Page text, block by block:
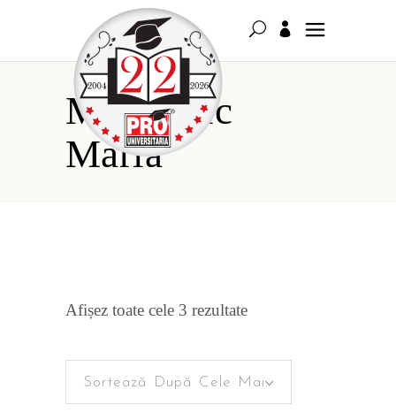
Mihalciuc
Maria
Afișez toate cele 3 rezultateSortat
Sortează După Cele Mai Recente